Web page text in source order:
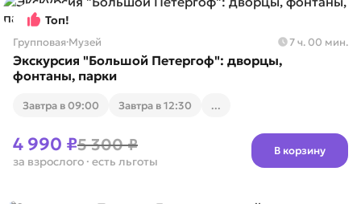
Топ!
Групповая·Музей 7 ч. 00 мин.
Экскурсия "Большой Петергоф": дворцы,
фонтаны, парки
Завтра в 09:00 Завтра в 12:30 ...
4 990 ₽5 300 ₽
за взрослого · есть льготы
В корзину